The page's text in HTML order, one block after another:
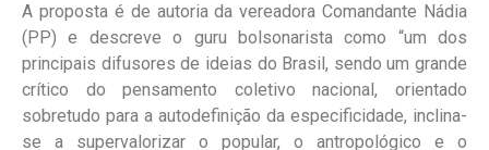
A proposta é de autoria da vereadora Comandante Nádia
(PP) e descreve o guru bolsonarista como “um dos
principais difusores de ideias do Brasil, sendo um grande
crítico do pensamento coletivo nacional, orientado
sobretudo para a autodefinição da especificidade, inclina-
se a supervalorizar o popular, o antropológico e o